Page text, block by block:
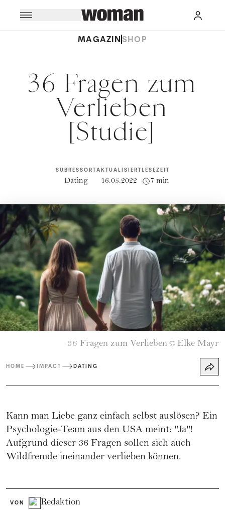
MAGAZINSHOP
36 Fragen zum
Verlieben
[Studie]
SUBRESSORT
Dating
AKTUALISIERT
16.05.2022
LESEZEIT
7 min
36 Fragen zum Verlieben © Elke Mayr
HOME IMPACT DATING
Kann man Liebe ganz einfach selbst auslösen? Ein
Psychologie-Team aus den USA meint: "Ja"!
Aufgrund dieser 36 Fragen sollen sich auch
Wildfremde ineinander verlieben können.
VON Redaktion